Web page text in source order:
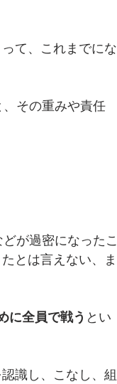
て、これまでにな
その重みや責任
が過密になったこ
とは言えない、ま
に全員で戦う とい
識し、こなし、組